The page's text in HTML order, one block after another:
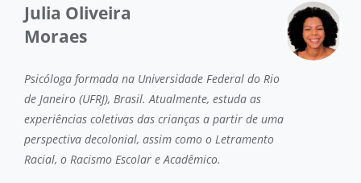
Julia Oliveira
Moraes
Psicóloga formada na Universidade Federal do Rio
de Janeiro (UFRJ), Brasil. Atualmente, estuda as
experiências coletivas das crianças a partir de uma
perspectiva decolonial, assim como o Letramento
Racial, o Racismo Escolar e Acadêmico.